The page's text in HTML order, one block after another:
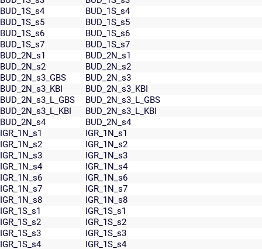
BUD_1S_s4
BUD_1S_s4
BUD_1S_s5
BUD_1S_s5
BUD_1S_s6
BUD_1S_s6
BUD_1S_s7
BUD_1S_s7
BUD_2N_s1
BUD_2N_s1
BUD_2N_s2
BUD_2N_s2
BUD_2N_s3_GBS
BUD_2N_s3
BUD_2N_s3_KBI
BUD_2N_s3_KBI
BUD_2N_s3_L_GBS
BUD_2N_s3_L_GBS
BUD_2N_s3_L_KBI
BUD_2N_s3_L_KBI
BUD_2N_s4
BUD_2N_s4
IGR_1N_s1
IGR_1N_s1
IGR_1N_s2
IGR_1N_s2
IGR_1N_s3
IGR_1N_s3
IGR_1N_s4
IGR_1N_s4
IGR_1N_s6
IGR_1N_s6
IGR_1N_s7
IGR_1N_s7
IGR_1N_s8
IGR_1N_s8
IGR_1S_s1
IGR_1S_s1
IGR_1S_s2
IGR_1S_s2
IGR_1S_s3
IGR_1S_s3
IGR_1S_s4
IGR_1S_s4